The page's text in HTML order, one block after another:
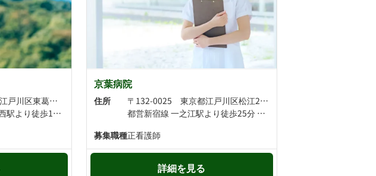
〒134-0084 東京都江戸川区東葛西5丁目1-3
東京メトロ東西線 葛西駅より徒歩1分 東京メトロ東西線 西葛西駅より徒歩16分
京葉病院
住所
〒132-0025 東京都江戸川区松江2丁目43-12
都営新宿線 一之江駅より徒歩25分 都営新宿線 瑞江駅より徒歩28分
募集職種正看護師
詳細を見る